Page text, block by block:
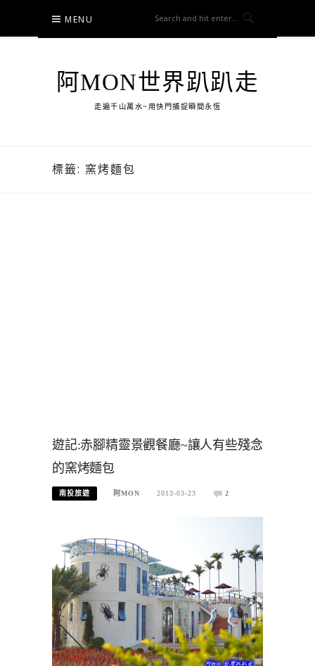
content
MENU
阿MON世界趴趴走
走遍千山萬水~用快門捕捉瞬間永恆
標籤: 窯烤麵包
遊記:赤腳精靈景觀餐廳~讓人有些殘念
的窯烤麵包
南投旅遊 阿MON 2013-03-23 2